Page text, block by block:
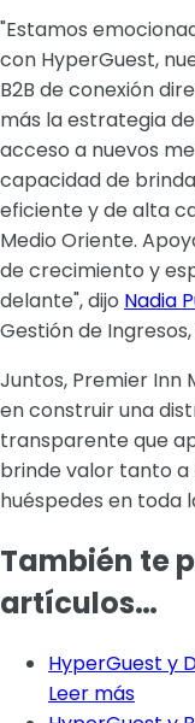
"Estamos
con HyperGuest,
B2B de conexión
más la estrategia
acceso a nuevos
capacidad de
eficiente y de alta
Medio Oriente.
de crecimiento y
delante", dijo Nadia
Gestión de
Juntos, Premier Inn
en construir una
transparente que
brinde valor tanto a
huéspedes en toda
También te
artículos…
HyperGuest y
Leer más